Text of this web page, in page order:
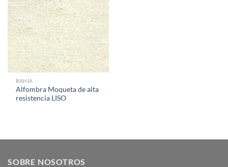
BAHIA
Alfombra Moqueta de alta
resistencia LISO
SOBRE NOSOTROS